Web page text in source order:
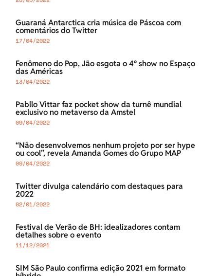
Guaraná Antarctica cria música de Páscoa com
comentários do Twitter
17/04/2022
Fenômeno do Pop, Jão esgota o 4º show no Espaço
das Américas
13/04/2022
Pabllo Vittar faz pocket show da turnê mundial
exclusivo no metaverso da Amstel
09/04/2022
“Não desenvolvemos nenhum projeto por ser hype
ou cool”, revela Amanda Gomes do Grupo MAP
09/04/2022
Twitter divulga calendário com destaques para
2022
02/01/2022
Festival de Verão de BH: idealizadores contam
detalhes sobre o evento
11/12/2021
SIM São Paulo confirma edição 2021 em formato